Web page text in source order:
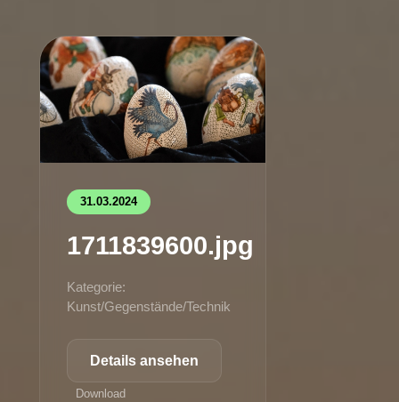
31.03.2024
1711839600.jpg
Kategorie:
Kunst/Gegenstände/Technik
Details ansehen
Download